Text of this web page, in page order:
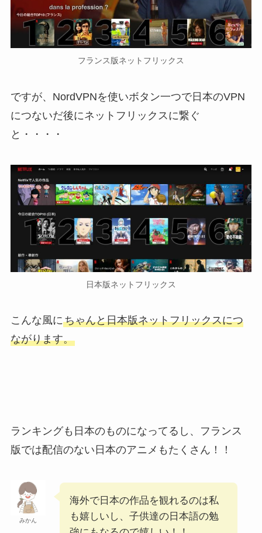
フランス版ネットフリックス
ですが、NordVPNを使いボタン一つで日本のVPN
につないだ後にネットフリックスに繋ぐ
と・・・・
日本版ネットフリックス
こんな風にちゃんと日本版ネットフリックスにつ
ながります。
ランキングも日本のものになってるし、フランス
版では配信のない日本のアニメもたくさん！！
みかん
海外で日本の作品を観れるのは私
も嬉しいし、子供達の日本語の勉